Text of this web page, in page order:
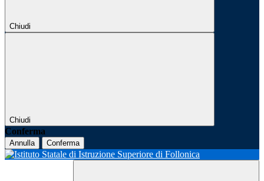
Chiudi
Chiudi
Conferma
Annulla Conferma